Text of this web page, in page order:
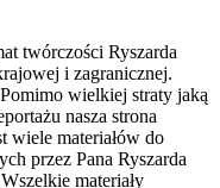
twórczości Ryszarda
i zagranicznej.
wielkiej straty jaką
nasza strona
wiele materiałów do
przez Pana Ryszarda
materiały